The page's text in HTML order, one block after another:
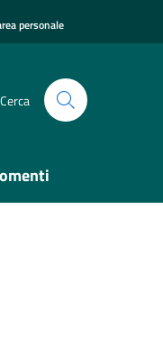
personale
Cerca